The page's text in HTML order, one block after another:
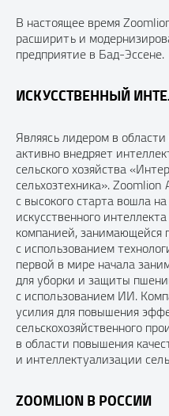
В настоящее время
расширить и
предприятие в Бад-Эссене.
ИСКУССТВЕННЫЙ
Являясь лидером в
активно внедряет
сельского хозяйства
сельхозтехника».
с высокого старта вошла
искусственного
компанией, занимающейся
с использованием
первой в мире начала
для уборки и защиты
с использованием ИИ.
усилия для повышения
сельскохозяйственного
в области повышения
и интеллектуализации
ZOOMLION В РОССИИ